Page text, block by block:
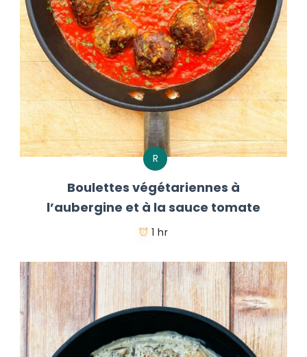
R
Boulettes végétariennes à
l’aubergine et à la sauce tomate
1 hr